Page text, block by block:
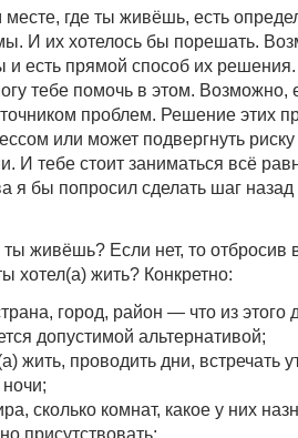
где ты живёшь, есть
И их хотелось бы порешать.
и есть прямой способ их
тебе помочь в этом. Возможно,
проблем. Решение этих
или может подвергнуть
И тебе стоит заниматься всё
я бы попросил сделать шаг назад
живёшь? Если нет, то отбросив
хотел(а) жить? Конкретно:
город, район — что из этого
допустимой альтернативой;
жить, проводить дни, встречать
сколько комнат, какое у них
присутствовать;